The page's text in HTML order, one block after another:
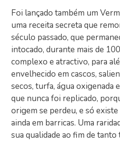
Foi lançado também um
uma receita secreta que
século passado, que
intocado, durante mais de
complexo e atractivo, para
envelhecido em cascos,
secos, turfa, água oxigenada
que nunca foi replicado,
origem se perdeu, e só
ainda em barricas. Uma
sua qualidade ao fim de tanto